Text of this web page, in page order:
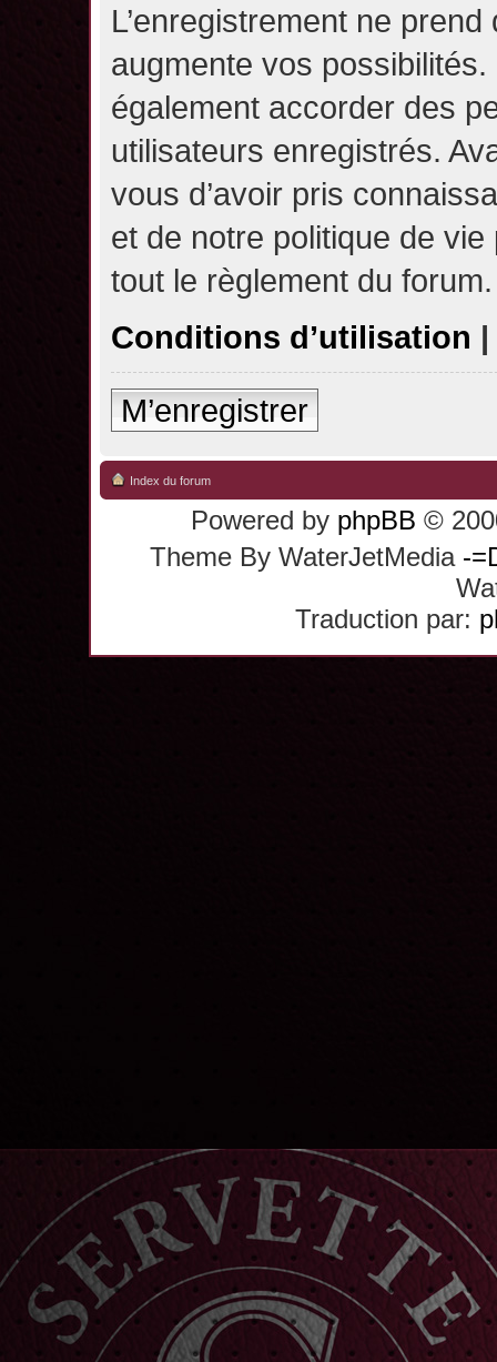
L’enregistrement ne
augmente vos possibilités.
également accorder des
utilisateurs enregistrés.
vous d’avoir pris
et de notre politique de
tout le règlement du forum.
Conditions d’utilisation |
M’enregistrer
Index du forum
Powered by phpBB ©
Theme By WaterJetMedia -
Traduction par: